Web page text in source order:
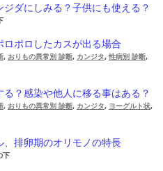
ダにしみる？子供にも使える？
ポロしたカスが出る場合
, おりもの異常別 診断, カンジタ, 性病別 診断,
？感染や他人に移る事はある？
, おりもの異常別 診断, カンジタ, ヨーグルト状,
排卵期のオリモノの特長
下